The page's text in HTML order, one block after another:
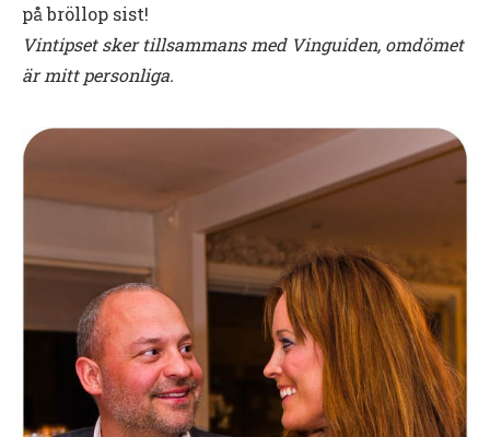
på bröllop sist!
Vintipset sker tillsammans med Vinguiden, omdömet
är mitt personliga.